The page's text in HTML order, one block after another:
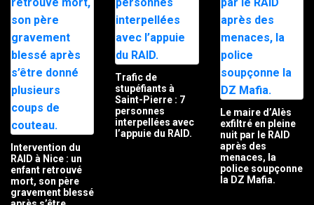
Intervention du
RAID à Nice : un
enfant retrouvé
mort, son père
gravement blessé
Trafic de
stupéfiants à
Saint-Pierre : 7
personnes
interpellées avec
l’appuie du RAID.
Le maire d’Alès
exfiltré en pleine
nuit par le RAID
après des
menaces, la
police soupçonne
la DZ Mafia.